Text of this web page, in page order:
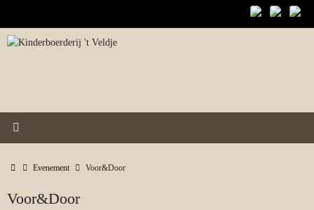
de
HomeEvenement Voor&Door
Voor&Door